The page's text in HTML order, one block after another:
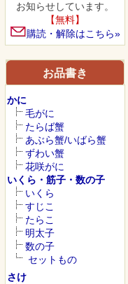
お知らせしています。
【無料】
購読・解除はこちら»
お品書き
かに
毛がに
たらば蟹
あぶら蟹/いばら蟹
ずわい蟹
花咲がに
いくら・筋子・数の子
いくら
すじこ
たらこ
明太子
数の子
セットもの
さけ